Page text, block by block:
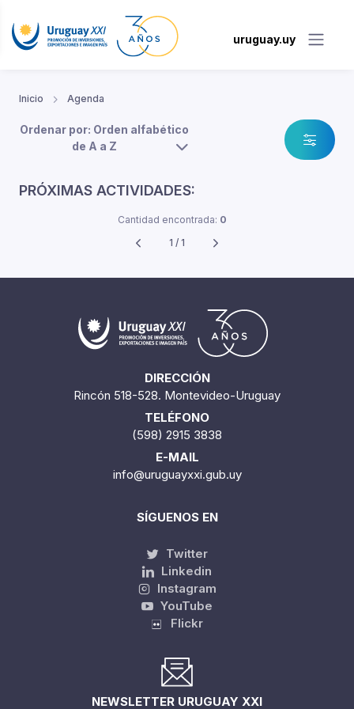
uruguay.uy
Inicio Agenda
Ordenar por: Orden alfabético
de A a Z
PRÓXIMAS ACTIVIDADES:
Cantidad encontrada: 0
1 / 1
DIRECCIÓN
Rincón 518-528. Montevideo-Uruguay
TELÉFONO
(598) 2915 3838
E-MAIL
info@uruguayxxi.gub.uy
SÍGUENOS EN
Twitter
Linkedin
Instagram
YouTube
Flickr
NEWSLETTER URUGUAY XXI